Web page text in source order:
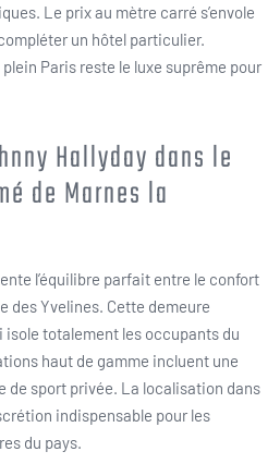
Le prix au mètre carré s’envole
un hôtel particulier.
Paris reste le luxe suprême pour
Hallyday dans le
de Marnes la
l’équilibre parfait entre le confort
des Yvelines. Cette demeure
isole totalement les occupants du
haut de gamme incluent une
de sport privée. La localisation dans
indispensable pour les
du pays.